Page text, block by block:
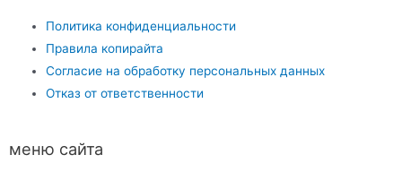
Политика конфиденциальности
Правила копирайта
Согласие на обработку персональных данных
Отказ от ответственности
меню сайта